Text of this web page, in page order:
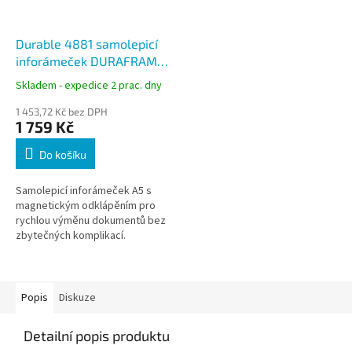
Durable 4881 samolepicí
inforámeček DURAFRAME
A5, magnetický, stříbrný,
balení 10 ks
Skladem - expedice 2 prac. dny
1 453,72 Kč bez DPH
1 759 Kč
Do košíku
Samolepicí inforámeček A5 s
magnetickým odklápěním pro
rychlou výměnu dokumentů bez
zbytečných komplikací.
Popis
Diskuze
Detailní popis produktu